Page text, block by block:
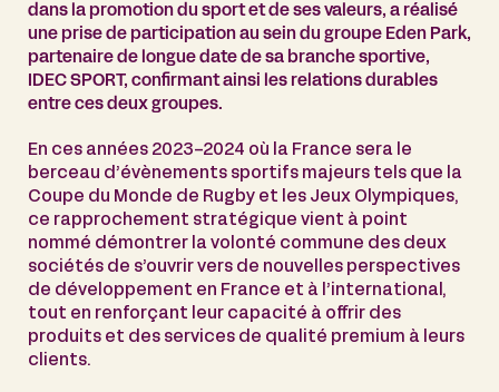
dans la promotion du sport et de ses valeurs, a réalisé
une prise de participation au sein du groupe Eden Park,
partenaire de longue date de sa branche sportive,
IDEC SPORT, confirmant ainsi les relations durables
entre ces deux groupes.
En ces années 2023-2024 où la France sera le
berceau d’évènements sportifs majeurs tels que la
Coupe du Monde de Rugby et les Jeux Olympiques,
ce rapprochement stratégique vient à point
nommé démontrer la volonté commune des deux
sociétés de s’ouvrir vers de nouvelles perspectives
de développement en France et à l’international,
tout en renforçant leur capacité à offrir des
produits et des services de qualité premium à leurs
clients.